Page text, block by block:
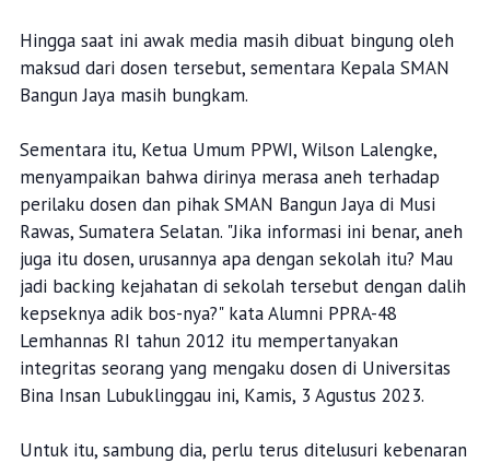
Hingga saat ini awak media masih dibuat bingung oleh
maksud dari dosen tersebut, sementara Kepala SMAN
Bangun Jaya masih bungkam.
Sementara itu, Ketua Umum PPWI, Wilson Lalengke,
menyampaikan bahwa dirinya merasa aneh terhadap
perilaku dosen dan pihak SMAN Bangun Jaya di Musi
Rawas, Sumatera Selatan. "Jika informasi ini benar, aneh
juga itu dosen, urusannya apa dengan sekolah itu? Mau
jadi backing kejahatan di sekolah tersebut dengan dalih
kepseknya adik bos-nya?" kata Alumni PPRA-48
Lemhannas RI tahun 2012 itu mempertanyakan
integritas seorang yang mengaku dosen di Universitas
Bina Insan Lubuklinggau ini, Kamis, 3 Agustus 2023.
Untuk itu, sambung dia, perlu terus ditelusuri kebenaran